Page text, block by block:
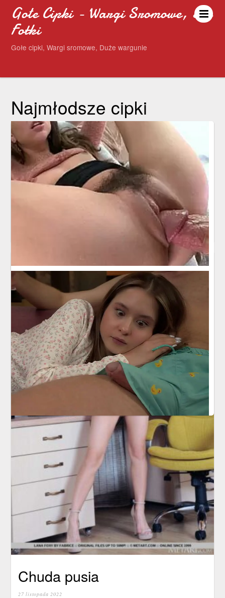
Gołe Cipki - Wargi Sromowe, Sex
Fotki
Gołe cipki, Wargi sromowe, Duże wargunie
Najmłodsze cipki
Oszałamiająca blondyna z
niesamowitym ciałem
20 grudnia 2022
Oszałamiająca blondyna z niesamowitym ciałem. Gorąca
suczka z uśmiechem na twarzy śmiało rozbiera się do
Chuda pusia
27 listopada 2022